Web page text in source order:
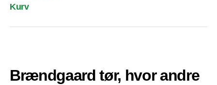
Kurv
Brændgaard tør, hvor andre